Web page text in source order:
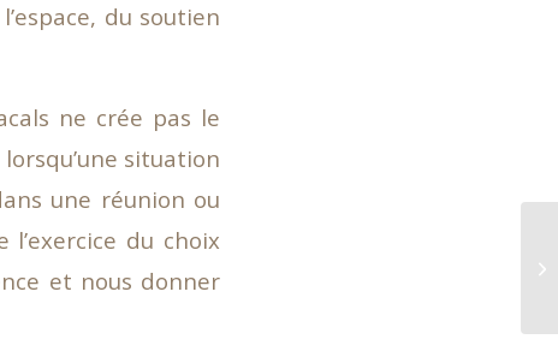
du soutien
ne crée pas le
situation
une réunion ou
du choix
et nous donner